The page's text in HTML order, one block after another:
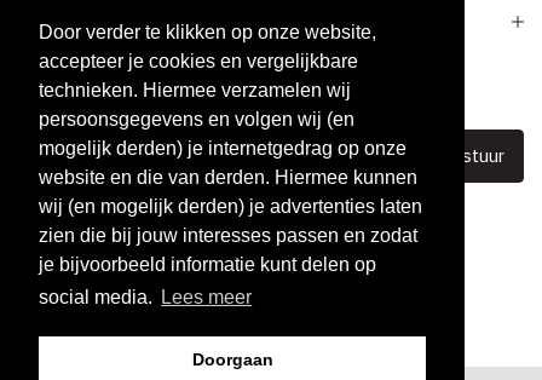
Door verder te klikken op onze website,
accepteer je cookies en vergelijkbare
technieken. Hiermee verzamelen wij
persoonsgegevens en volgen wij (en
mogelijk derden) je internetgedrag op onze
website en die van derden. Hiermee kunnen
wij (en mogelijk derden) je advertenties laten
zien die bij jouw interesses passen en zodat
je bijvoorbeeld informatie kunt delen op
social media.
Lees meer
Doorgaan
Openingstijden
Nieuwsbrief
Verstuur
The building blocks ofgreat hair
Performancebased producten